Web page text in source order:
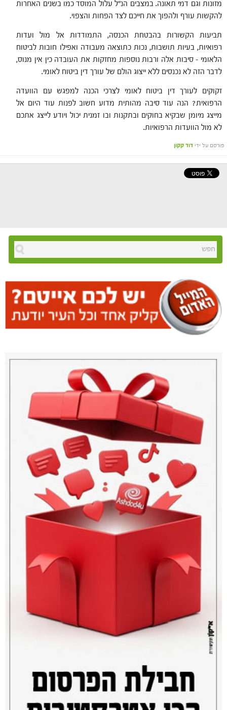
מזונות וגם דמי תאונה. במצבים הנ"ל עלול המוסד כמו בשנים האחרות
להקשות עורף ולהפוך את חייכם לצד הפחות והצפוי.
תביעות הקשורות בהבטחת הכנסה, התמודדות אל מול ועדות
רפואיות, בעיות תושבות, נכות כתוצאה מעבודה ואפילו חובות לביטוח
הלאומי – סיבות אלה ורבות נוספות מחזקות את העובדה כין אין מנוס,
לדבר הזה לא נכנסים ללא ייצוג הולם של עורך דין ביטוח לאומי.
זקוקים לעורך דין ביטוח לאומי לצרכי הכנה למפגש עם הוועדה
הרפואית? הנה עוד סיבה מהותית מדוע חשוב לפנות עוד היום אל
מייצג מיומן שבקיא בחוקים ובתקנות ובו זמנית יכול ויודע לייצג אתכם
לא מול הוועדות הרפואיות.
פורסם על ידי דוד קקון